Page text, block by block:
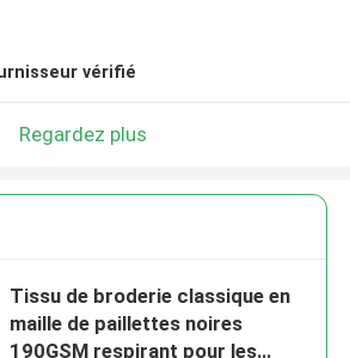
vérifié
Regardez plus
Tissu de broderie classique en
maille de paillettes noires
190GSM respirant pour les